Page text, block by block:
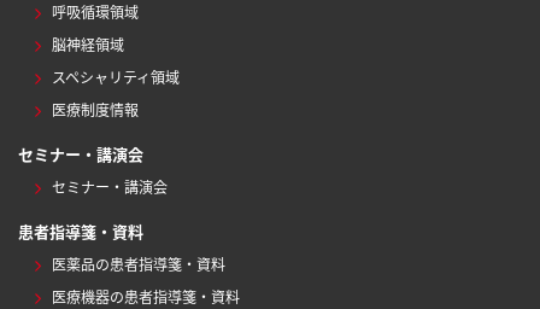
呼吸循環領域
脳神経領域
スペシャリティ領域
医療制度情報
セミナー・講演会
セミナー・講演会
患者指導箋・資料
医薬品の患者指導箋・資料
医療機器の患者指導箋・資料